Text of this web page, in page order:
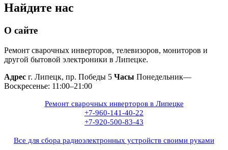
Найдите нас
О сайте
Ремонт сварочных инверторов, телевизоров, мониторов и
другой бытовой электроники в Липецке.
Адрес г. Липецк, пр. Победы 5 Часы Понедельник—
Воскресенье: 11:00–21:00
Ремонт сварочных инверторов в Липецке
+7-960-141-40-22
+7-920-500-83-43
Все для сбора радиоэлектронных устройств своими руками